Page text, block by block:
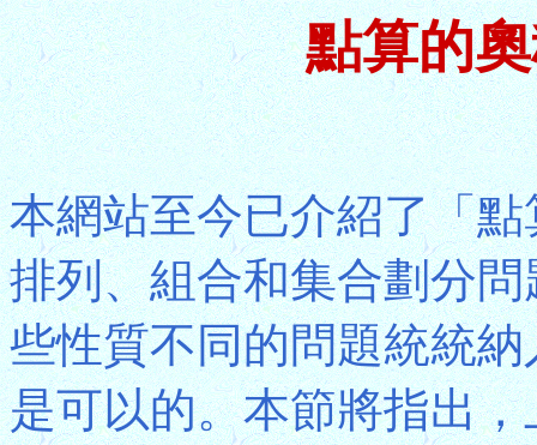
點算的
本網站至今已介紹了「
排列、組合和集合劃分
些性質不同的問題統統
是可以的。本節將指出